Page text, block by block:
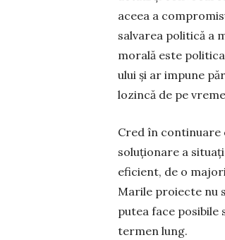
aceea a
sal­varea politică a
morală es­te
ului și ar impune
lozincă de pe
Cred în continuare
soluționare a
eficient, de o
Marile proiecte nu
putea face posibile
termen lung.